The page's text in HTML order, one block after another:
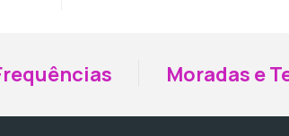
Moradas e